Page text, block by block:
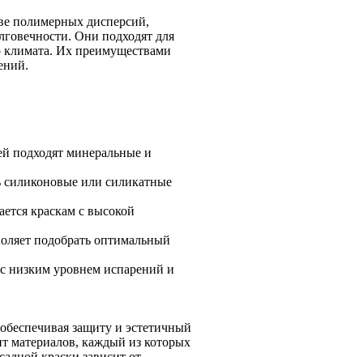
полимерных дисперсий,
Они подходят для
климата. Их преимуществами
подходят минеральные и
силиконовые или силикатные
краскам с высокой
подобрать оптимальный
низким уровнем испарений и
защиту и эстетичный
материалов, каждый из которых